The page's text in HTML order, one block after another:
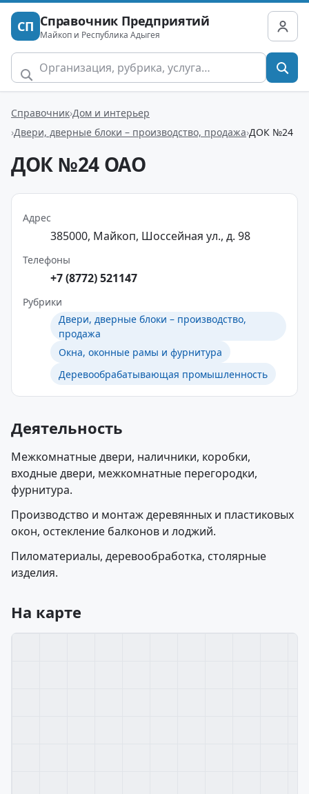
СП Справочник Предприятий
Майкоп и Республика Адыгея
Справочник Дом и интерьер
Двери, дверные блоки – производство, продажа ДОК №24
ДОК №24 ОАО
Адрес
385000, Майкоп, Шоссейная ул., д. 98
Телефоны
+7 (8772) 521147
Рубрики
Двери, дверные блоки – производство,
продажа
Окна, оконные рамы и фурнитура
Деревообрабатывающая промышленность
Деятельность
Межкомнатные двери, наличники, коробки,
входные двери, межкомнатные перегородки,
фурнитура.
Производство и монтаж деревянных и пластиковых
окон, остекление балконов и лоджий.
Пиломатериалы, деревообработка, столярные
изделия.
На карте